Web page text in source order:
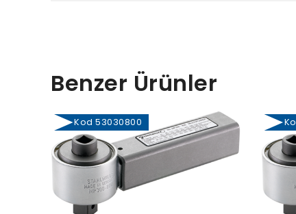
Benzer Ürünler
Kod 53030800